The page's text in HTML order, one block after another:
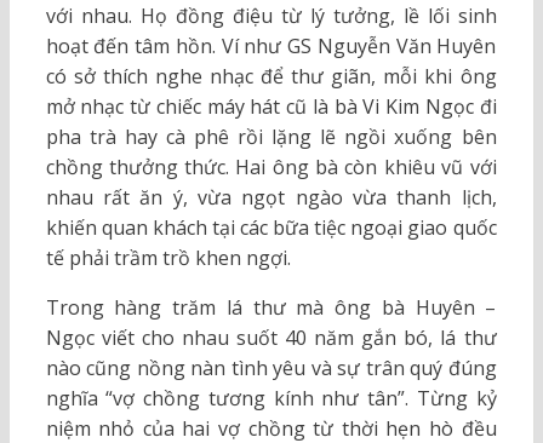
với nhau. Họ đồng điệu từ lý tưởng, lề lối sinh
hoạt đến tâm hồn. Ví như GS Nguyễn Văn Huyên
có sở thích nghe nhạc để thư giãn, mỗi khi ông
mở nhạc từ chiếc máy hát cũ là bà Vi Kim Ngọc đi
pha trà hay cà phê rồi lặng lẽ ngồi xuống bên
chồng thưởng thức. Hai ông bà còn khiêu vũ với
nhau rất ăn ý, vừa ngọt ngào vừa thanh lịch,
khiến quan khách tại các bữa tiệc ngoại giao quốc
tế phải trầm trồ khen ngợi.
Trong hàng trăm lá thư mà ông bà Huyên –
Ngọc viết cho nhau suốt 40 năm gắn bó, lá thư
nào cũng nồng nàn tình yêu và sự trân quý đúng
nghĩa “vợ chồng tương kính như tân”. Từng kỷ
niệm nhỏ của hai vợ chồng từ thời hẹn hò đều